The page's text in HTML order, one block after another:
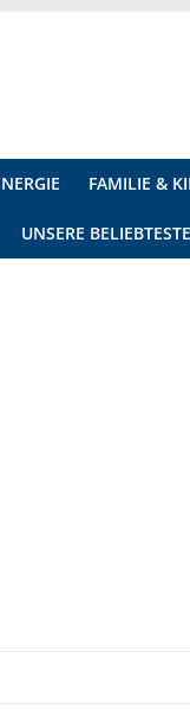
FAMILIE &
UNSERE